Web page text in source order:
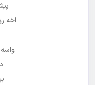
اخه